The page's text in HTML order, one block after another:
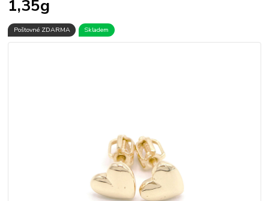
1,35g
Poštovné ZDARMA Skladem